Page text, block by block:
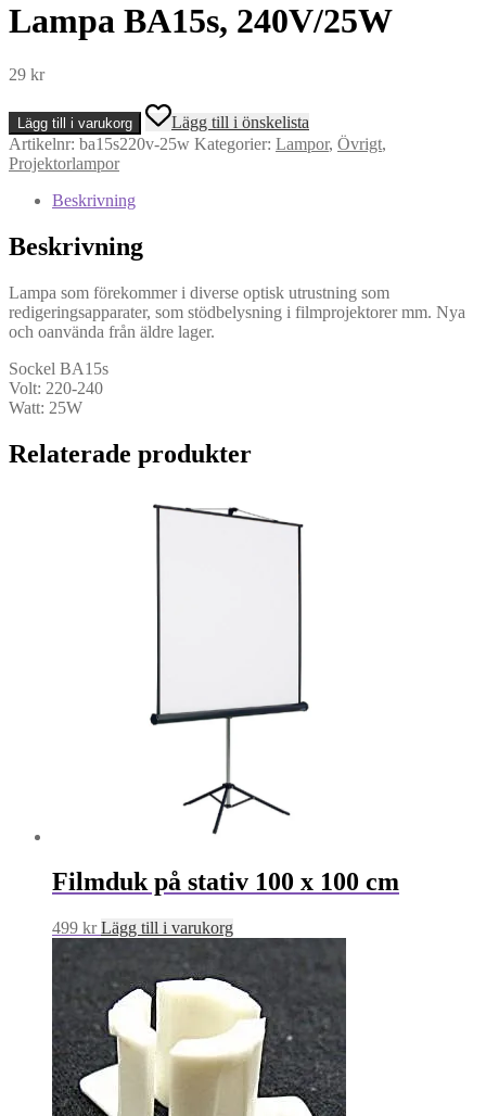
Lampa BA15s, 240V/25W
29 kr
Lampa
BA15s,
240V/25W
mängd
Lägg till i varukorg
Lägg till i önskelista
Artikelnr: ba15s220v-25w Kategorier: Lampor, Övrigt,
Projektorlampor
Beskrivning
Beskrivning
Lampa som förekommer i diverse optisk utrustning som
redigeringsapparater, som stödbelysning i filmprojektorer mm. Nya
och oanvända från äldre lager.
Sockel BA15s
Volt: 220-240
Watt: 25W
Relaterade produkter
Filmduk på stativ 100 x 100 cm
499 kr Lägg till i varukorg